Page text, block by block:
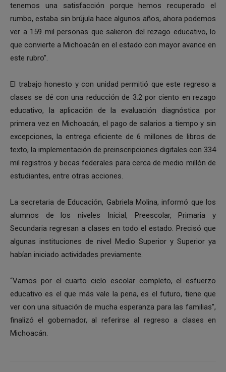
tenemos una satisfacción porque hemos recuperado el
rumbo, estaba sin brújula hace algunos años, ahora podemos
ver a 159 mil personas que salieron del rezago educativo, lo
que convierte a Michoacán en el estado con mayor avance en
este rubro”.
El trabajo honesto y con unidad permitió que este regreso a
clases se dé con una reducción de 3.2 por ciento en rezago
educativo, la aplicación de la evaluación diagnóstica por
primera vez en Michoacán, el pago de salarios a tiempo y sin
excepciones, la entrega eficiente de 6 millones de libros de
texto, la implementación de preinscripciones digitales con 334
mil registros y becas federales para cerca de medio millón de
estudiantes, entre otras acciones.
La secretaria de Educación, Gabriela Molina, informó que los
alumnos de los niveles Inicial, Preescolar, Primaria y
Secundaria regresan a clases en todo el estado. Precisó que
algunas instituciones de nivel Medio Superior y Superior ya
habían iniciado actividades previamente.
“Vamos por el cuarto ciclo escolar completo, el esfuerzo
educativo es el que más vale la pena, es el futuro, tiene que
ver con una situación de mucha esperanza para las familias”,
finalizó el gobernador, al referirse al regreso a clases en
Michoacán.